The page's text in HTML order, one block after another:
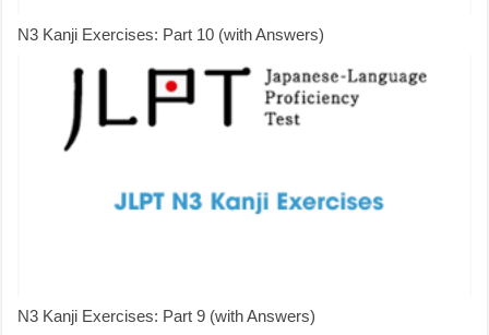
N3 Kanji Exercises: Part 10 (with Answers)
N3 Kanji Exercises: Part 9 (with Answers)